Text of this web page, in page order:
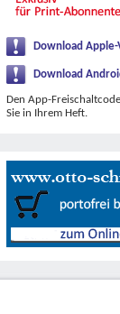
Download Apple-
Download
Den App-
Sie in Ihrem Heft.